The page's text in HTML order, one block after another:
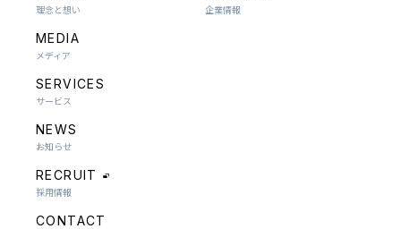
理念と想い 企業情報
MEDIA
メディア
SERVICES
サービス
NEWS
お知らせ
RECRUIT
採用情報
CONTACT